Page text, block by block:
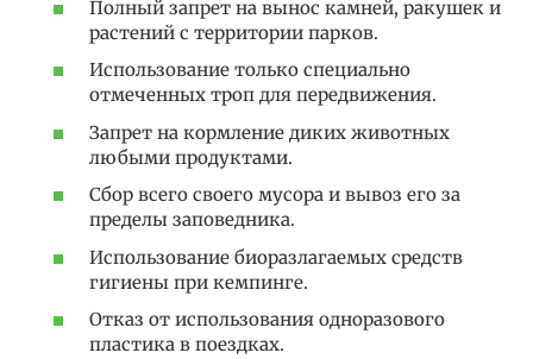
Полный запрет на вынос камней, ракушек и
растений с территории парков.
Использование только специально
отмеченных троп для передвижения.
Запрет на кормление диких животных
любыми продуктами.
Сбор всего своего мусора и вывоз его за
пределы заповедника.
Использование биоразлагаемых средств
гигиены при кемпинге.
Отказ от использования одноразового
пластика в поездках.